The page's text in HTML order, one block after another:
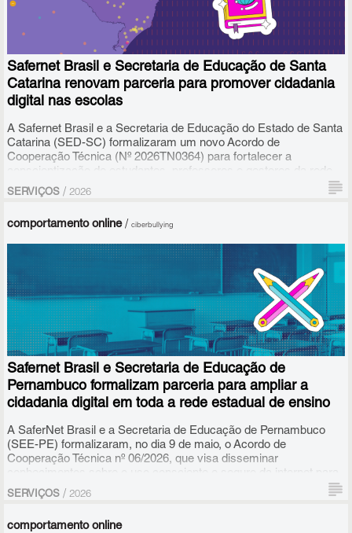
Para responder a essa pergunta com quem vive a realidade
escolar na pele, a Safernet Brasil realizará, nos dias 04 e 05 de
agosto, às 19h, a série de transmissões ao vivo "Educação digital
na prática: compartilhamento de experiências de professores ".
Safernet Brasil e Secretaria de Educação de Santa
Catarina renovam parceria para promover cidadania
digital nas escolas
A Safernet Brasil e a Secretaria de Educação do Estado de Santa
Catarina (SED-SC) formalizaram um novo Acordo de
Cooperação Técnica (Nº 2026TN0364) para fortalecer a
pública sobre o uso seguro e responsável da internet. A parceria,
celebrada formalmente desde 2019, entra agora em seu quarto
conjunto até 2028.
SERVIÇOS /2026
comportamento online/ciberbullying
Safernet Brasil e Secretaria de Educação de
Pernambuco formalizam parceria para ampliar a
cidadania digital em toda a rede estadual de ensino
A SaferNet Brasil e a Secretaria de Educação de Pernambuco
(SEE-PE) formalizaram, no dia 9 de maio, o Acordo de
Cooperação Técnica nº 06/2026, que visa disseminar
conhecimentos sobre o uso consciente e seguro da internet para
os profissionais da educação e estudantes da Rede Estadual de
Ensino. A cooperação chega para estruturar e expandir uma
SERVIÇOS /2026
comportamento online